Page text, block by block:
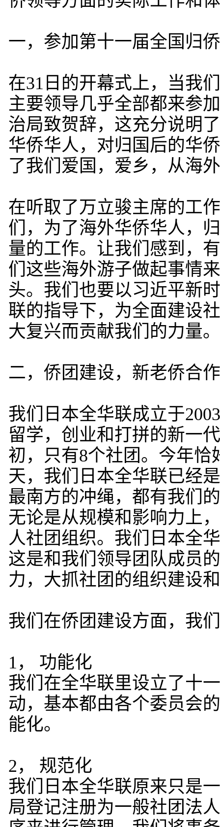
一，参加第十一届全国归
在31日的开幕式上，当我
主要领导几乎全部都来参
治局致贺辞，这充分说明
华侨华人，对归国后的华
了我们爱国，爱乡，从海
在听取了万立骏主席的工
们，为了海外华侨华人，
量的工作。让我们感到，
们这些海外游子做起事情
头。我们也要以习近平新
联的指导下，为全面建设
大复兴而贡献我们的力量
二，侨团建设，新老侨合
我们日本全华联成立于
留学，创业和打拼的新一
初，只有8个社团。今年恰
天，我们日本全华联已经
最南方的冲绳，都有我们
无论是从规模和影响力上
人社团组织。我们日本全
这是和我们领导团队成员
力，大抓社团的组织建设
我们在侨团建设方面，我
1， 功能化
我们在全华联里设立了十
动，基本都由各个委员会
能化。
2， 规范化
我们日本全华联原来只是
局登记注册为一般社团法